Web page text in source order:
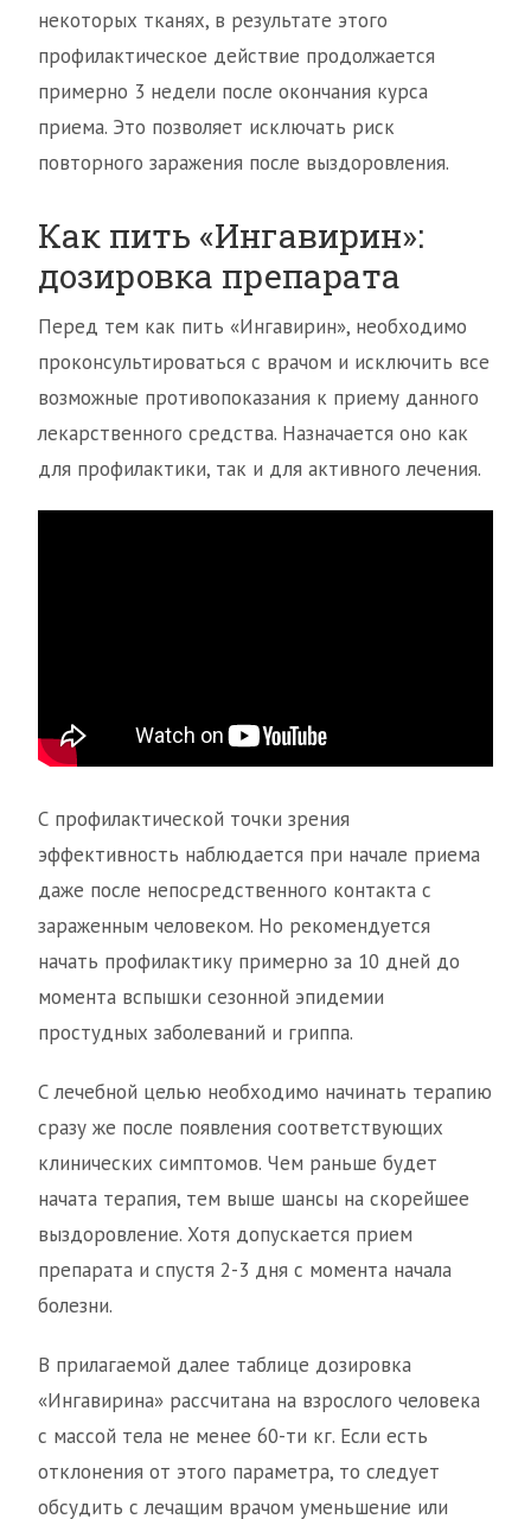
некоторых тканях, в результате этого
профилактическое действие продолжается
примерно 3 недели после окончания курса
приема. Это позволяет исключать риск
повторного заражения после выздоровления.
Как пить «Ингавирин»:
дозировка препарата
Перед тем как пить «Ингавирин», необходимо
проконсультироваться с врачом и исключить все
возможные противопоказания к приему данного
лекарственного средства. Назначается оно как
для профилактики, так и для активного лечения.
С профилактической точки зрения
эффективность наблюдается при начале приема
даже после непосредственного контакта с
зараженным человеком. Но рекомендуется
начать профилактику примерно за 10 дней до
момента вспышки сезонной эпидемии
простудных заболеваний и гриппа.
С лечебной целью необходимо начинать терапию
сразу же после появления соответствующих
клинических симптомов. Чем раньше будет
начата терапия, тем выше шансы на скорейшее
выздоровление. Хотя допускается прием
препарата и спустя 2-3 дня с момента начала
болезни.
В прилагаемой далее таблице дозировка
«Ингавирина» рассчитана на взрослого человека
с массой тела не менее 60-ти кг. Если есть
отклонения от этого параметра, то следует
обсудить с лечащим врачом уменьшение или